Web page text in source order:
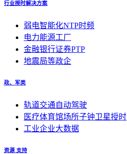
行业授时解决方案
弱电智能化NTP时频
电力能源工厂
金融银行证券PTP
地震局等政企
政、军类
轨道交通自动驾驶
医疗体育馆场所子钟卫星授时
工业企业大数据
资源 支持